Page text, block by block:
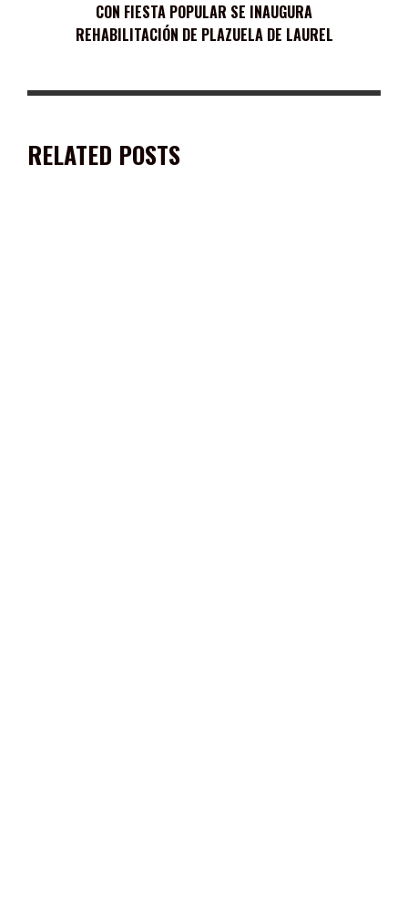
CON FIESTA POPULAR SE INAUGURA
REHABILITACIÓN DE PLAZUELA DE LAUREL
RELATED POSTS